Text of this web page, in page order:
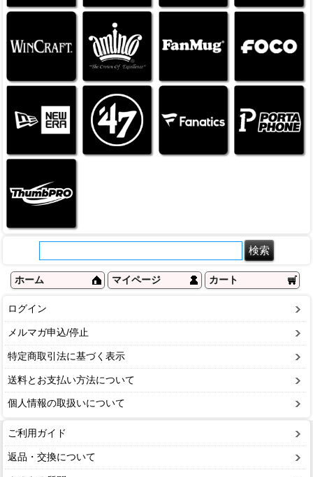
ホーム マイページ カート
ログイン
メルマガ申込/停止
特定商取引法に基づく表示
送料とお支払い方法について
個人情報の取扱いについて
ご利用ガイド
返品・交換について